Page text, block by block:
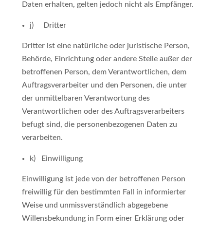
Daten erhalten, gelten jedoch nicht als Empfänger.
j) Dritter
Dritter ist eine natürliche oder juristische Person,
Behörde, Einrichtung oder andere Stelle außer der
betroffenen Person, dem Verantwortlichen, dem
Auftragsverarbeiter und den Personen, die unter
der unmittelbaren Verantwortung des
Verantwortlichen oder des Auftragsverarbeiters
befugt sind, die personenbezogenen Daten zu
verarbeiten.
k) Einwilligung
Einwilligung ist jede von der betroffenen Person
freiwillig für den bestimmten Fall in informierter
Weise und unmissverständlich abgegebene
Willensbekundung in Form einer Erklärung oder